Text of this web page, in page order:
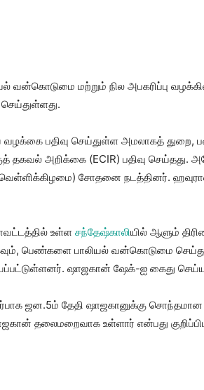
வன்கொடுமை மற்றும் நில அபகரிப்பு
வழக்கை பதிவு செய்துள்ள அமலாகத்
தகவல் அறிக்கை (ECIR) பதிவு
சோதனை நடத்தினர்.
உள்ள சந்தேஷ்காலியில் ஆளும்
பெண்களை பாலியல் வன்கொடுமை செய்து
ஷாஜகான் ஷேக்-ஐ கைது செய்ய
ஜன.5ம் தேதி ஷாஜகானுக்கு
தலைமறைவாக உள்ளார் என்பது